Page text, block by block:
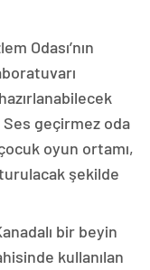
Odası’nın
geçirmez oda
oyun ortamı,
şekilde
bir beyin
kullanılan